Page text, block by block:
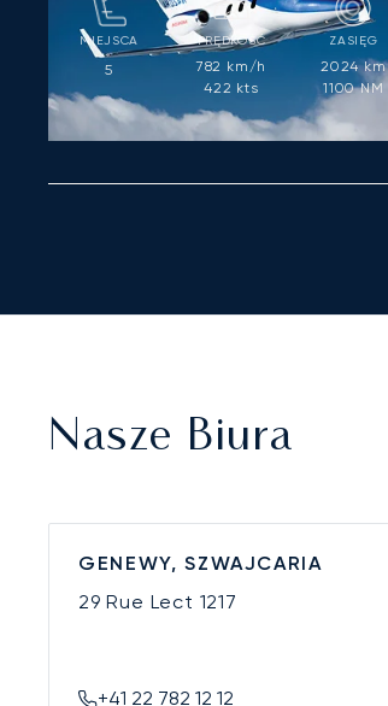
MIEJSCA
5
PRĘDKOŚĆ
782 km/h
422 kts
ZASIĘG
2024km
1100NM
Nasze Biura
GENEWY, SZWAJCARIA
29 Rue Lect 1217
+41 22 782 12 12